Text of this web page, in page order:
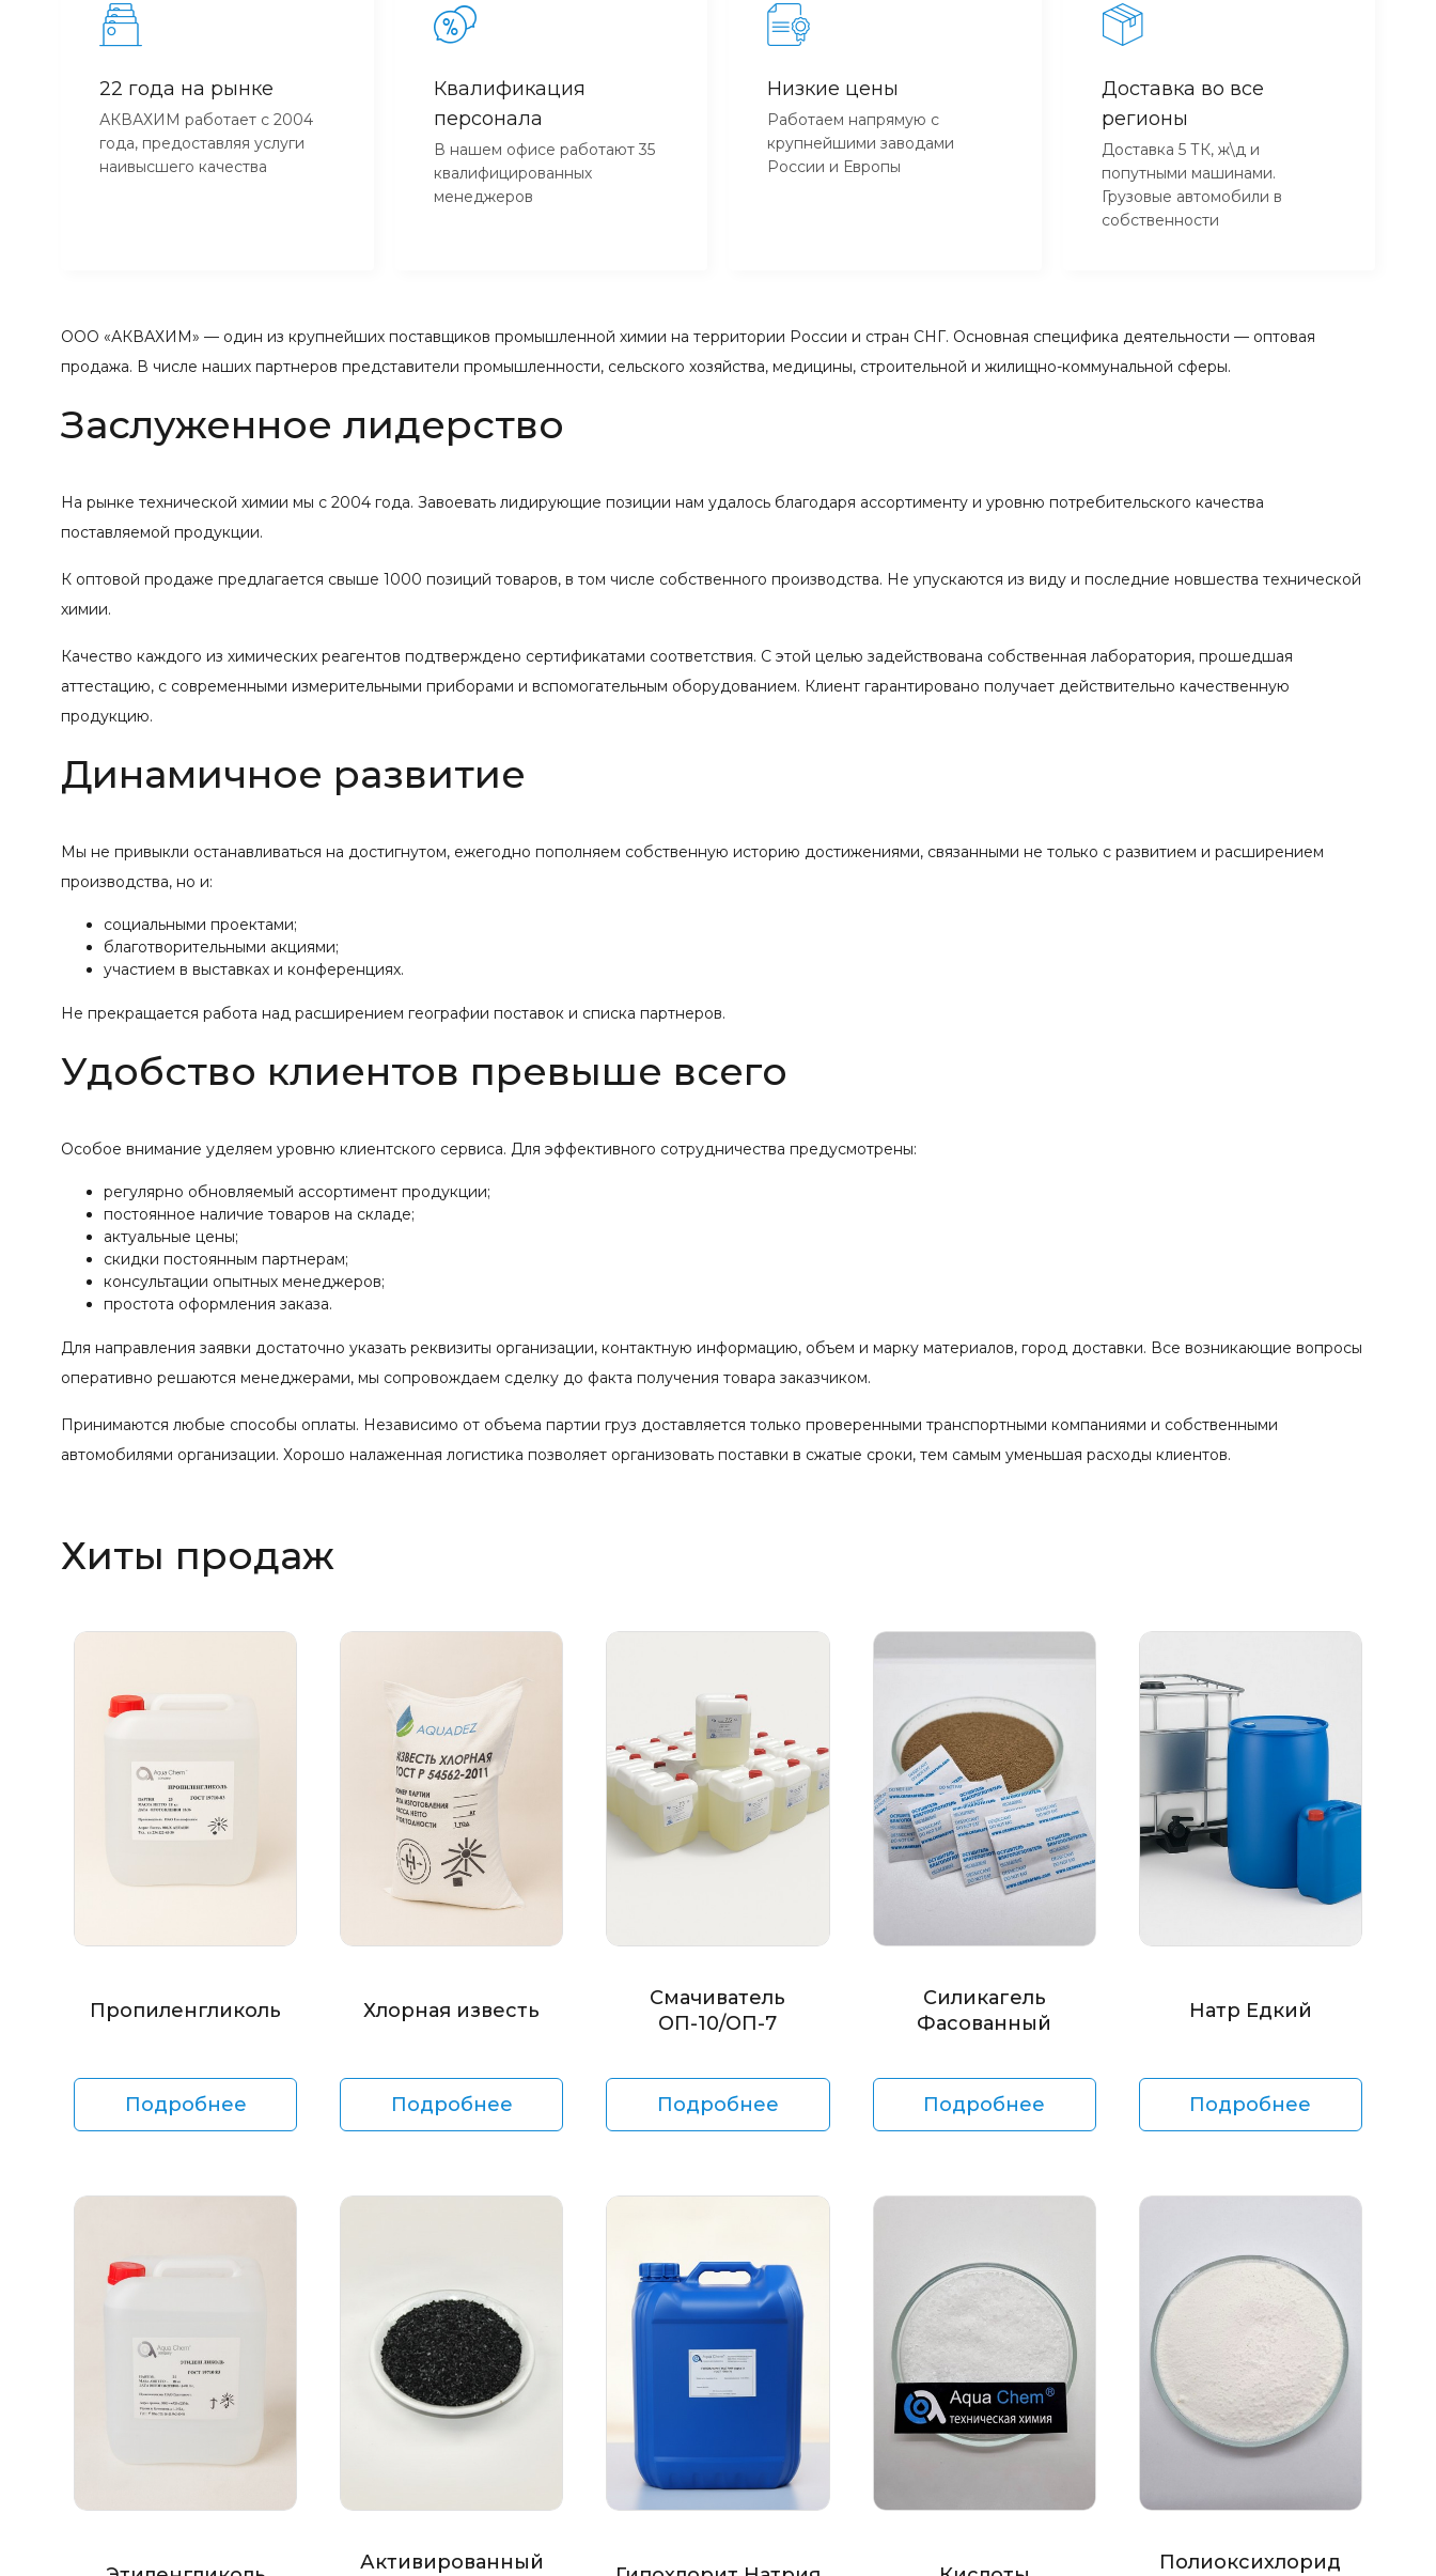
22 года на рынке
АКВАХИМ работает с 2004
года, предоставляя услуги
наивысшего качества
Квалификация
персонала
В нашем офисе работают 35
квалифицированных
менеджеров
Низкие цены
Работаем напрямую с
крупнейшими заводами
России и Европы
Доставка во все
регионы
Доставка 5 ТК, ж\д и
попутными машинами.
Грузовые автомобили в
собственности
ООО «АКВАХИМ» — один из крупнейших поставщиков промышленной химии на территории России и стран СНГ. Основная специфика деятельности — оптовая
продажа. В числе наших партнеров представители промышленности, сельского хозяйства, медицины, строительной и жилищно-коммунальной сферы.
Заслуженное лидерство
На рынке технической химии мы с 2004 года. Завоевать лидирующие позиции нам удалось благодаря ассортименту и уровню потребительского качества
поставляемой продукции.
К оптовой продаже предлагается свыше 1000 позиций товаров, в том числе собственного производства. Не упускаются из виду и последние новшества технической
химии.
Качество каждого из химических реагентов подтверждено сертификатами соответствия. С этой целью задействована собственная лаборатория, прошедшая
аттестацию, с современными измерительными приборами и вспомогательным оборудованием. Клиент гарантировано получает действительно качественную
продукцию.
Динамичное развитие
Мы не привыкли останавливаться на достигнутом, ежегодно пополняем собственную историю достижениями, связанными не только с развитием и расширением
производства, но и:
социальными проектами;
благотворительными акциями;
участием в выставках и конференциях.
Не прекращается работа над расширением географии поставок и списка партнеров.
Удобство клиентов превыше всего
Особое внимание уделяем уровню клиентского сервиса. Для эффективного сотрудничества предусмотрены:
регулярно обновляемый ассортимент продукции;
постоянное наличие товаров на складе;
актуальные цены;
скидки постоянным партнерам;
консультации опытных менеджеров;
простота оформления заказа.
Для направления заявки достаточно указать реквизиты организации, контактную информацию, объем и марку материалов, город доставки. Все возникающие вопросы
оперативно решаются менеджерами, мы сопровождаем сделку до факта получения товара заказчиком.
Принимаются любые способы оплаты. Независимо от объема партии груз доставляется только проверенными транспортными компаниями и собственными
автомобилями организации. Хорошо налаженная логистика позволяет организовать поставки в сжатые сроки, тем самым уменьшая расходы клиентов.
Хиты продаж
Пропиленгликоль
Подробнее
Хлорная известь
Подробнее
Смачиватель
ОП-10/ОП-7
Подробнее
Силикагель
Фасованный
Подробнее
Натр Едкий
Подробнее
Активированный
Полиоксихлорид